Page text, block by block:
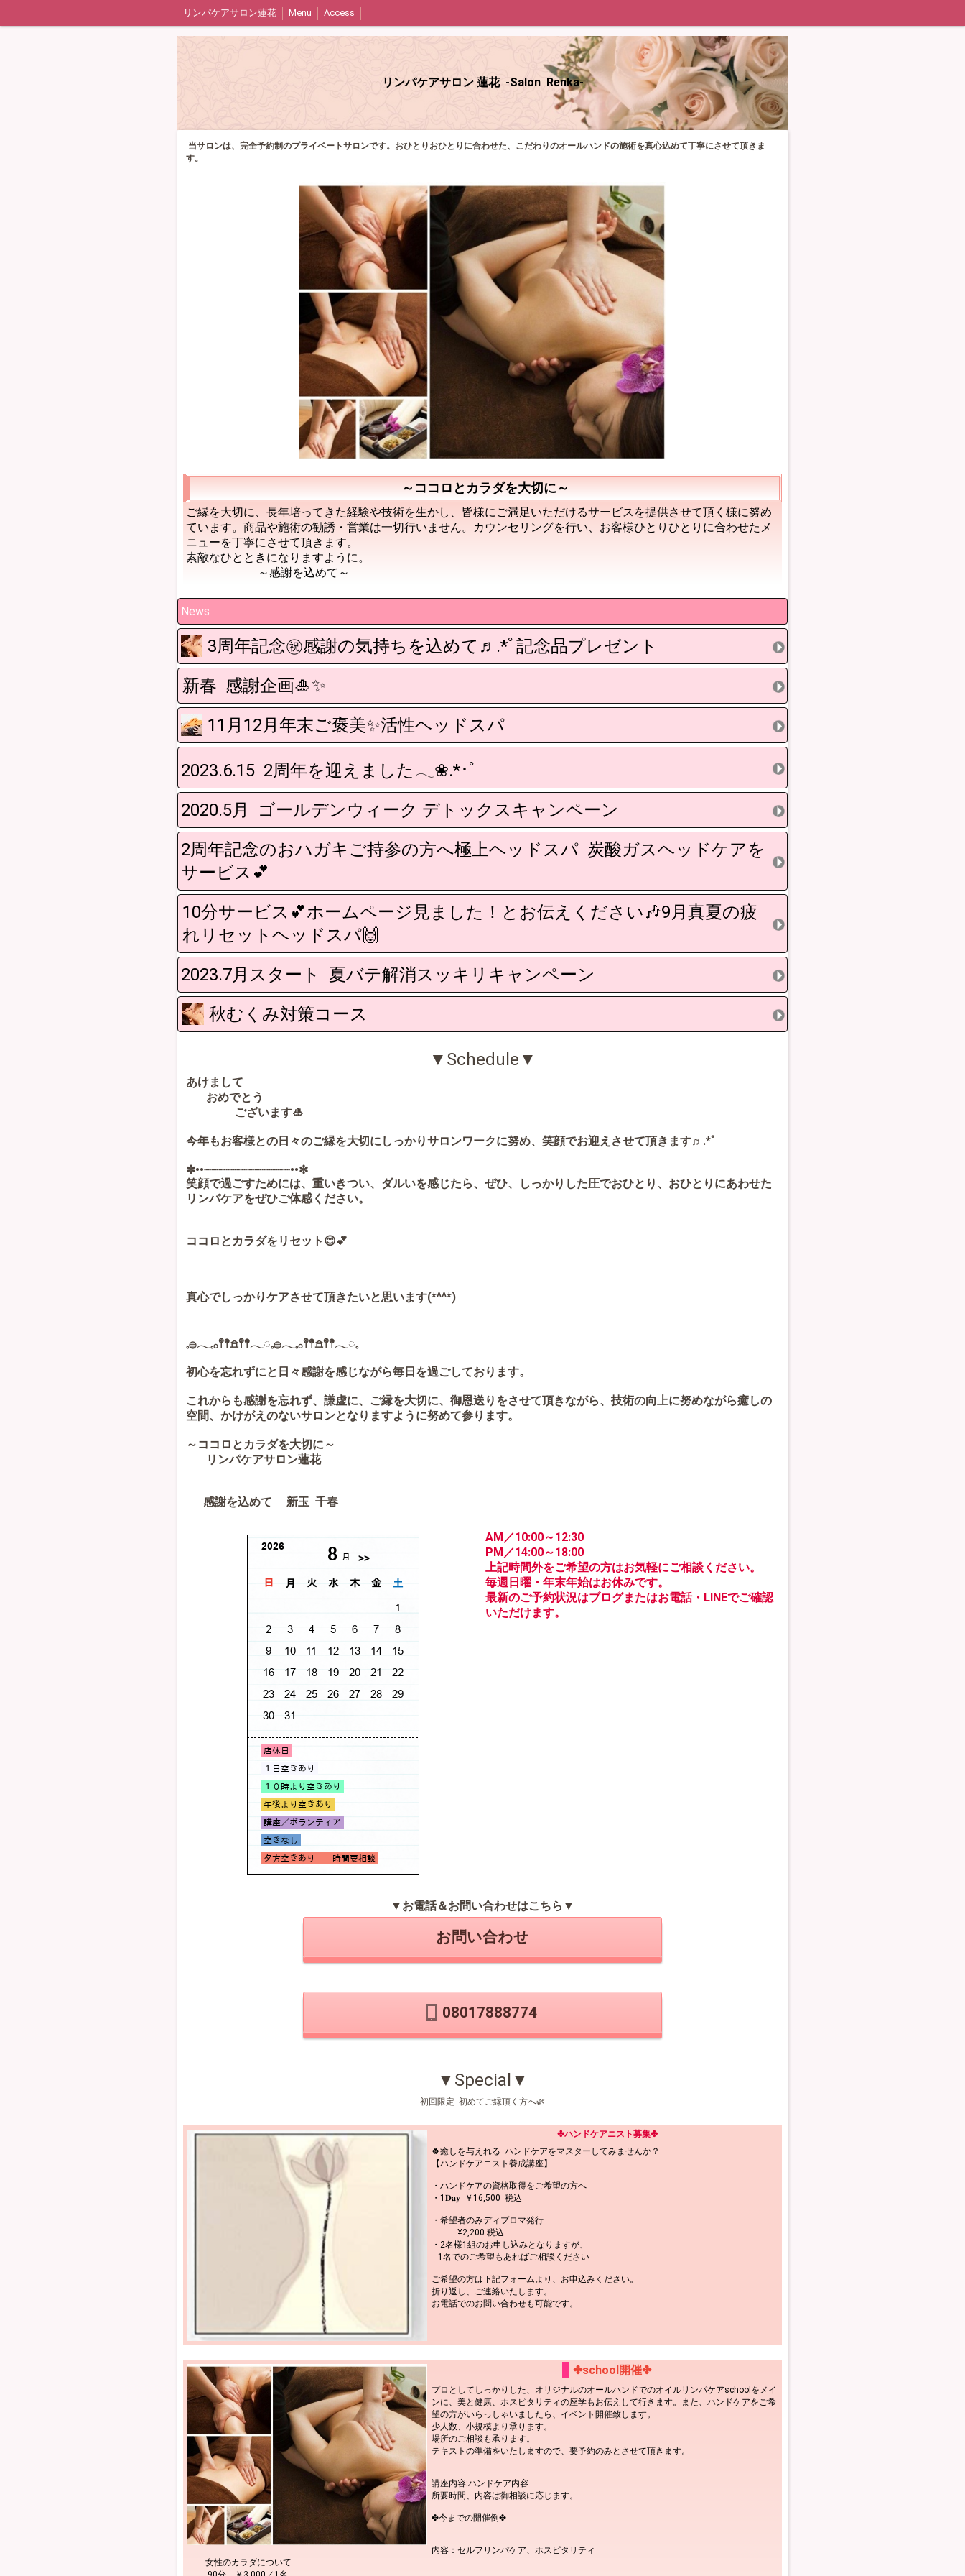
リンパケアサロン蓮花 Menu Access
リンパケアサロン 蓮花 -Salon Renka-
当サロンは、完全予約制のプライベートサロンです。おひとりおひとりに合わせた、こだわりのオールハンドの施術を真心込めて丁寧にさせて頂きま
す。
～ココロとカラダを大切に～
ご縁を大切に、長年培ってきた経験や技術を生かし、皆様にご満足いただけるサービスを提供させて頂く様に努め
ています。商品や施術の勧誘・営業は一切行いません。カウンセリングを行い、お客様ひとりひとりに合わせたメ
ニューを丁寧にさせて頂きます。
素敵なひとときになりますように。
～感謝を込めて～
News
3周年記念㊗️感謝の気持ちを込めて♬.*ﾟ記念品プレゼント
新春 感謝企画🎍✨️
11月12月年末ご褒美✨️活性ヘッドスパ
2023.6.15 2周年を迎えました𓂃❀.*･ﾟ
2020.5月 ゴールデンウィーク デトックスキャンペーン
2周年記念のおハガキご持参の方へ極上ヘッドスパ 炭酸ガスヘッドケアを
サービス💕
10分サービス💕ホームページ見ました！とお伝えください🎶9月真夏の疲
れリセットヘッドスパ🙌
2023.7月スタート 夏バテ解消スッキリキャンペーン
秋むくみ対策コース
▼Schedule▼
あけまして
おめでとう
ございます🎍
今年もお客様との日々のご縁を大切にしっかりサロンワークに努め、笑顔でお迎えさせて頂きます♬.*ﾟ
✼••┈┈┈┈┈┈┈┈┈┈┈┈••✼
笑顔で過ごすためには、重いきつい、ダルいを感じたら、ぜひ、しっかりした圧でおひとり、おひとりにあわせた
リンパケアをぜひご体感ください。
ココロとカラダをリセット😊💕
真心でしっかりケアさせて頂きたいと思います(*^^*)
𓈒𓐍𓂃𓈒𓂂𖤣𖤥𖠿𖤣𖤥𓂃◌𓈒𓐍𓂃𓈒𓂂𖤣𖤥𖠿𖤣𖤥𓂃◌𓈒
初心を忘れずにと日々感謝を感じながら毎日を過ごしております。
これからも感謝を忘れず、謙虚に、ご縁を大切に、御恩送りをさせて頂きながら、技術の向上に努めながら癒しの
空間、かけがえのないサロンとなりますように努めて参ります。
～ココロとカラダを大切に～
リンパケアサロン蓮花
感謝を込めて 新玉 千春
AM／10:00～12:30
PM／14:00～18:00
上記時間外をご希望の方はお気軽にご相談ください。
毎週日曜・年末年始はお休みです。
最新のご予約状況はブログまたはお電話・LINEでご確認
いただけます。
▼お電話＆お問い合わせはこちら▼
お問い合わせ
08017888774
▼Special▼
初回限定 初めてご縁頂く方へ🌿
✤ハンドケアニスト募集✤
🍀癒しを与えれる ハンドケアをマスターしてみませんか？
【ハンドケアニスト養成講座】
・ハンドケアの資格取得をご希望の方へ
・1‪𝐃𝐚𝐲‬ ￥16,500 税込
・希望者のみディプロマ発行
¥2,200 税込
・2名様1組のお申し込みとなりますが、
1名でのご希望もあればご相談ください
ご希望の方は下記フォームより、お申込みください。
折り返し、ご連絡いたします。
お電話でのお問い合わせも可能です。
✤school開催✤
プロとしてしっかりした、オリジナルのオールハンドでのオイルリンパケアschoolをメイ
ンに、美と健康、ホスピタリティの座学もお伝えして行きます。また、ハンドケアをご希
望の方がいらっしゃいましたら、イベント開催致します。
少人数、小規模より承ります。
場所のご相談も承ります。
テキストの準備をいたしますので、要予約のみとさせて頂きます。
講座内容:ハンドケア内容
所要時間、内容は御相談に応じます。
✤今までの開催例✤
内容：セルフリンパケア、ホスピタリティ
女性のカラダについて